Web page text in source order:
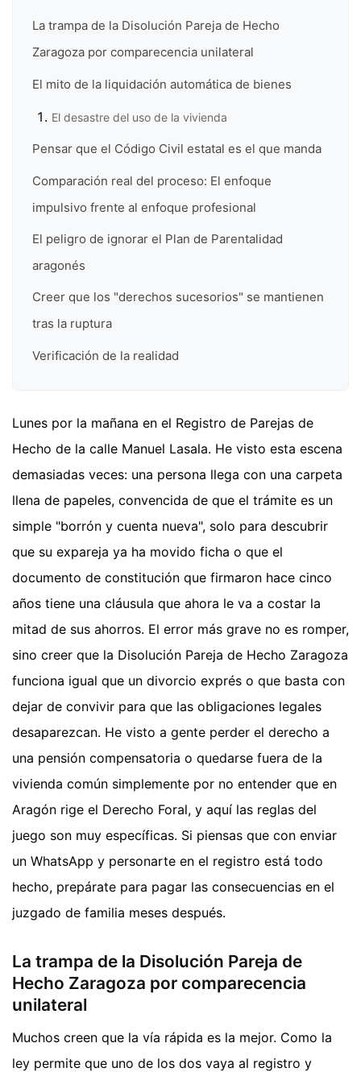
La trampa de la Disolución Pareja de Hecho
Zaragoza por comparecencia unilateral
El mito de la liquidación automática de bienes
El desastre del uso de la vivienda
Pensar que el Código Civil estatal es el que manda
Comparación real del proceso: El enfoque
impulsivo frente al enfoque profesional
El peligro de ignorar el Plan de Parentalidad
aragonés
Creer que los "derechos sucesorios" se mantienen
tras la ruptura
Verificación de la realidad
Lunes por la mañana en el Registro de Parejas de
Hecho de la calle Manuel Lasala. He visto esta escena
demasiadas veces: una persona llega con una carpeta
llena de papeles, convencida de que el trámite es un
simple "borrón y cuenta nueva", solo para descubrir
que su expareja ya ha movido ficha o que el
documento de constitución que firmaron hace cinco
años tiene una cláusula que ahora le va a costar la
mitad de sus ahorros. El error más grave no es romper,
sino creer que la Disolución Pareja de Hecho Zaragoza
funciona igual que un divorcio exprés o que basta con
dejar de convivir para que las obligaciones legales
desaparezcan. He visto a gente perder el derecho a
una pensión compensatoria o quedarse fuera de la
vivienda común simplemente por no entender que en
Aragón rige el Derecho Foral, y aquí las reglas del
juego son muy específicas. Si piensas que con enviar
un WhatsApp y personarte en el registro está todo
hecho, prepárate para pagar las consecuencias en el
juzgado de familia meses después.
La trampa de la Disolución Pareja de
Hecho Zaragoza por comparecencia
unilateral
Muchos creen que la vía rápida es la mejor. Como la
ley permite que uno de los dos vaya al registro y